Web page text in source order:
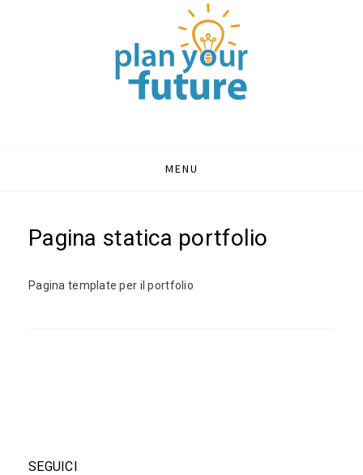
PLAN YOUR
FUTURE | BLOG
ORIENTAMENTO
Portale sull'orientamento e formazione
MENU
Pagina statica portfolio
Pagina template per il portfolio
SEGUICI